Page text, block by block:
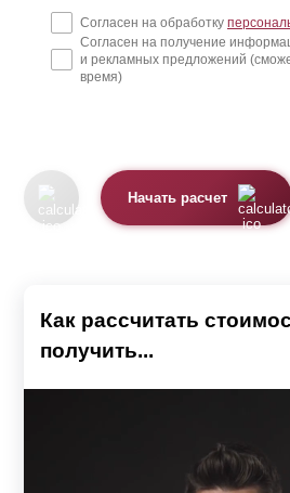
Согласен на обработку
Согласен на получение
и рекламных предложений
время)
Начать расчет
Как рассчитать
получить...